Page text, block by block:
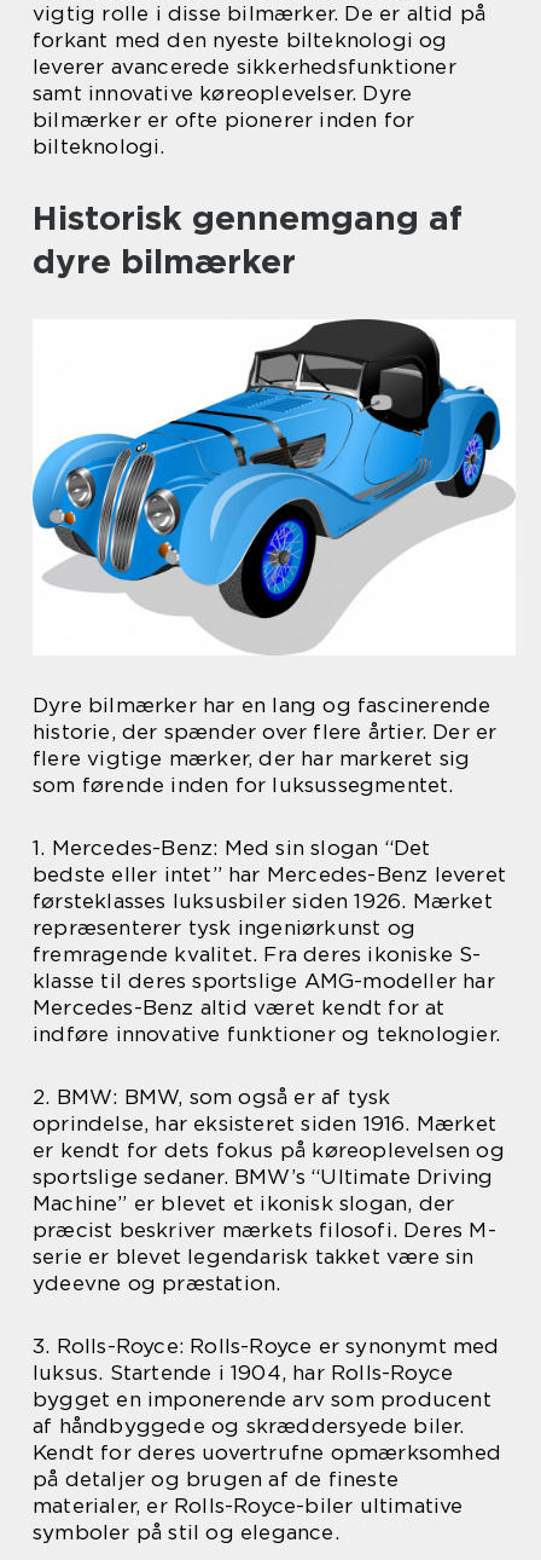
vigtig rolle i disse bilmærker. De er altid på
forkant med den nyeste bilteknologi og
leverer avancerede sikkerhedsfunktioner
samt innovative køreoplevelser. Dyre
bilmærker er ofte pionerer inden for
bilteknologi.
Historisk gennemgang af
dyre bilmærker
Dyre bilmærker har en lang og fascinerende
historie, der spænder over flere årtier. Der er
flere vigtige mærker, der har markeret sig
som førende inden for luksussegmentet.
1. Mercedes-Benz: Med sin slogan “Det
bedste eller intet” har Mercedes-Benz leveret
førsteklasses luksusbiler siden 1926. Mærket
repræsenterer tysk ingeniørkunst og
fremragende kvalitet. Fra deres ikoniske S-
klasse til deres sportslige AMG-modeller har
Mercedes-Benz altid været kendt for at
indføre innovative funktioner og teknologier.
2. BMW: BMW, som også er af tysk
oprindelse, har eksisteret siden 1916. Mærket
er kendt for dets fokus på køreoplevelsen og
sportslige sedaner. BMW’s “Ultimate Driving
Machine” er blevet et ikonisk slogan, der
præcist beskriver mærkets filosofi. Deres M-
serie er blevet legendarisk takket være sin
ydeevne og præstation.
3. Rolls-Royce: Rolls-Royce er synonymt med
luksus. Startende i 1904, har Rolls-Royce
bygget en imponerende arv som producent
af håndbyggede og skræddersyede biler.
Kendt for deres uovertrufne opmærksomhed
på detaljer og brugen af de fineste
materialer, er Rolls-Royce-biler ultimative
symboler på stil og elegance.